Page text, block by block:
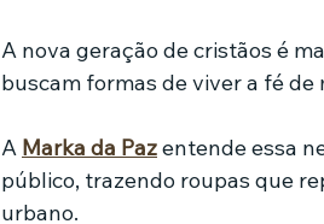
A nova geração de cristãos é
buscam formas de viver a fé de
A Marka da Paz entende essa
público, trazendo roupas que
urbano.